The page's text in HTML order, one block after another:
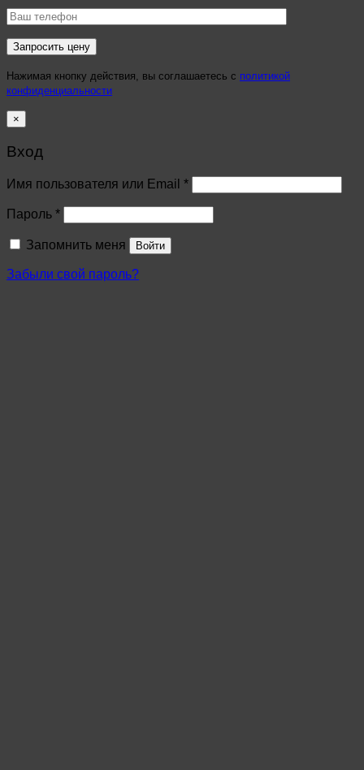
Нажимая кнопку действия, вы соглашаетесь с политикой
конфиденциальности
×
Вход
Имя пользователя или Email *
Пароль *
Запомнить меня Войти
Забыли свой пароль?